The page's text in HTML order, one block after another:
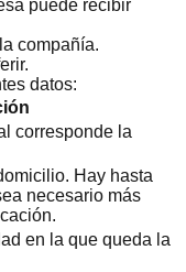
puede recibir
compañía.
datos:
corresponde la
Hay hasta
necesario más
en la que queda la